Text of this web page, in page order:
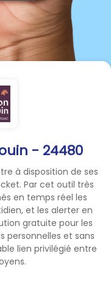
- 24480
à disposition de ses
Par cet outil très
en temps réel les
et les alerter en
gratuite pour les
personnelles et sans
lien privilégié entre